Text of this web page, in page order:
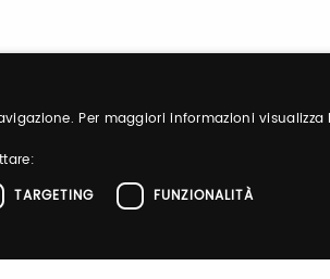
Per maggiori informazioni
TARGETING
FUNZIONALITÀ